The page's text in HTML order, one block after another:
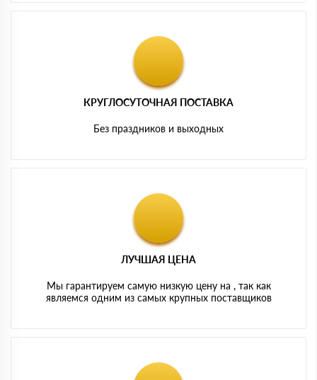
КРУГЛОСУТОЧНАЯ ПОСТАВКА
Без праздников и выходных
ЛУЧШАЯ ЦЕНА
Мы гарантируем самую низкую цену на , так как
являемся одним из самых крупных поставщиков